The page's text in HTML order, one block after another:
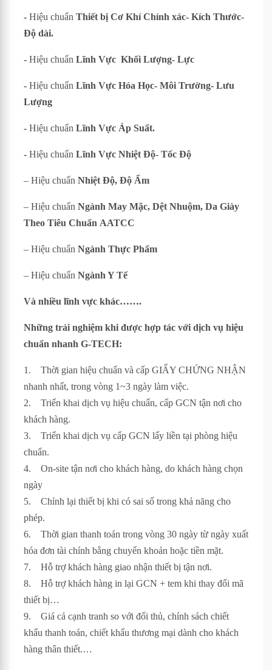
- Hiệu chuẩn Thiết bị Cơ Khí Chính xác- Kích Thước-
Độ dài.
- Hiệu chuẩn Lĩnh Vực Khối Lượng- Lực
- Hiệu chuẩn Lĩnh Vực Hóa Học- Môi Trường- Lưu
Lượng
- Hiệu chuẩn Lĩnh Vực Áp Suất.
- Hiệu chuẩn Lĩnh Vực Nhiệt Độ- Tốc Độ
– Hiệu chuẩn Nhiệt Độ, Độ Ẩm
– Hiệu chuẩn Ngành May Mặc, Dệt Nhuộm, Da Giày
Theo Tiêu Chuẩn AATCC
– Hiệu chuẩn Ngành Thực Phẩm
– Hiệu chuẩn Ngành Y Tế
Và nhiều lĩnh vực khác…….
Những trải nghiệm khi được hợp tác với dịch vụ hiệu
chuẩn nhanh G-TECH:
1. Thời gian hiệu chuẩn và cấp GIẤY CHỨNG NHẬN
nhanh nhất, trong vòng 1~3 ngày làm việc.
2. Triển khai dịch vụ hiệu chuẩn, cấp GCN tận nơi cho
khách hàng.
3. Triển khai dịch vụ cấp GCN lấy liền tại phòng hiệu
chuẩn.
4. On-site tận nơi cho khách hàng, do khách hàng chọn
ngày
5. Chỉnh lại thiết bị khi có sai số trong khả năng cho
phép.
6. Thời gian thanh toán trong vòng 30 ngày từ ngày xuất
hóa đơn tài chính bằng chuyển khoản hoặc tiền mặt.
7. Hỗ trợ khách hàng giao nhận thiết bị tận nơi.
8. Hỗ trợ khách hàng in lại GCN + tem khi thay đổi mã
thiết bị…
9. Giá cả cạnh tranh so với đối thủ, chính sách chiết
khấu thanh toán, chiết khấu thương mại dành cho khách
hàng thân thiết.…